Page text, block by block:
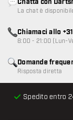
Spedito entro
Domande
Risposta diretta
Chatta con
La chat è
Chiamaci allo
8:00 - 21:00 (Lun-